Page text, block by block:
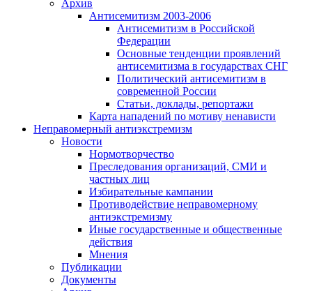
Архив
Антисемитизм 2003-2006
Антисемитизм в Российской
Федерации
Основные тенденции проявлений
антисемитизма в государствах СНГ
Политический антисемитизм в
современной России
Статьи, доклады, репортажи
Карта нападений по мотиву ненависти
Неправомерный антиэкстремизм
Новости
Нормотворчество
Преследования организаций, СМИ и
частных лиц
Избирательные кампании
Противодействие неправомерному
антиэкстремизму
Иные государственные и общественные
действия
Мнения
Публикации
Документы